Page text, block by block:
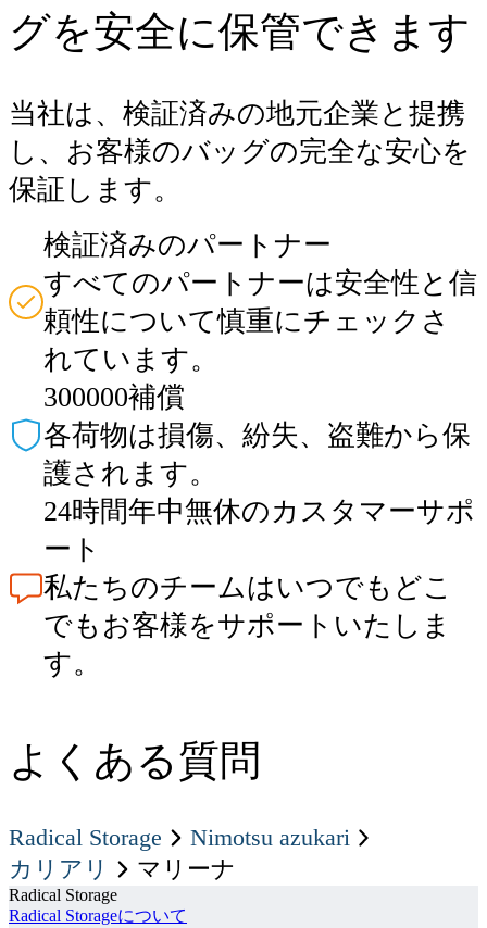
グを安全に保管できます
当社は、検証済みの地元企業と提携
し、お客様のバッグの完全な安心を
保証します。
検証済みのパートナー
すべてのパートナーは安全性と信
頼性について慎重にチェックさ
れています。
300000補償
各荷物は損傷、紛失、盗難から保
護されます。
24時間年中無休のカスタマーサポ
ート
私たちのチームはいつでもどこ
でもお客様をサポートいたしま
す。
よくある質問
Radical Storage
nimotsu azukari
カリアリ
マリーナ
Radical Storage
Radical Storageについて